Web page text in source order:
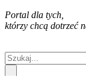
Portal dla tych,
którzy chcą dotrzeć